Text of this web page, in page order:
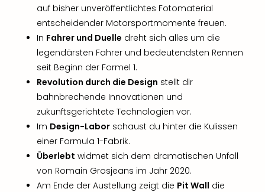
auf bisher unveröffentlichtes Fotomaterial
entscheidender Motorsportmomente freuen.
In Fahrer und Duelle dreht sich alles um die
legendärsten Fahrer und bedeutendsten Rennen
seit Beginn der Formel 1.
Revolution durch die Design stellt dir
bahnbrechende Innovationen und
zukunftsgerichtete Technologien vor.
Im Design-Labor schaust du hinter die Kulissen
einer Formula 1-Fabrik.
Überlebt widmet sich dem dramatischen Unfall
von Romain Grosjeans im Jahr 2020.
Am Ende der Austellung zeigt die Pit Wall die